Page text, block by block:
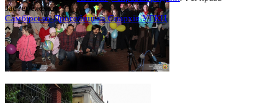
застережено.
Самбірсько-Дрогобицька Єпархія УГКЦ